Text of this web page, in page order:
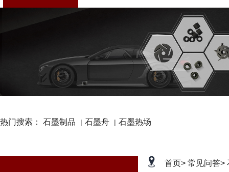
热门搜索： 石墨制品 | 石墨舟 | 石墨热场
首页> 常见问答>